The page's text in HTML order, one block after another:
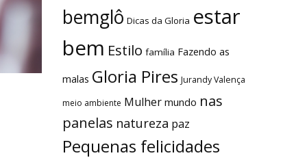
bemglô Dicas da Gloria estar
bem Estilo família Fazendo as
malas Gloria Pires Jurandy Valença
meio ambiente Mulher mundo nas
panelas natureza paz
Pequenas felicidades